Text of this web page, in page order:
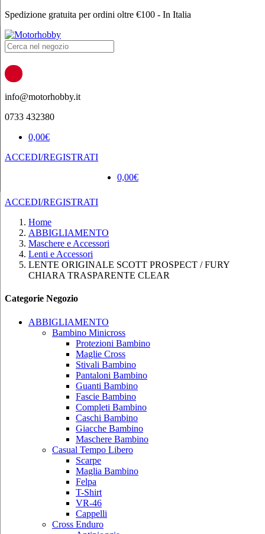
Spedizione gratuita per ordini oltre €100 - In Italia
Products
search
info@motorhobby.it
0733 432380
0,00€
ACCEDI/REGISTRATI
0,00€
ACCEDI/REGISTRATI
Home
ABBIGLIAMENTO
Maschere e Accessori
Lenti e Accessori
LENTE ORIGINALE SCOTT PROSPECT / FURY
CHIARA TRASPARENTE CLEAR
Categorie Negozio
ABBIGLIAMENTO
Bambino Minicross
Protezioni Bambino
Maglie Cross
Stivali Bambino
Pantaloni Bambino
Guanti Bambino
Fascie Bambino
Completi Bambino
Caschi Bambino
Giacche Bambino
Maschere Bambino
Casual Tempo Libero
Scarpe
Maglia Bambino
Felpa
T-Shirt
VR-46
Cappelli
Cross Enduro